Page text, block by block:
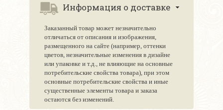
Информация о доставке
Заказанный товар может незначительно
отличаться от описания и изображения,
размещенного на сайте (например, оттенки
цветов, незначительные изменения в дизайне
или упаковке и т.д., не влияющие на основные
потребительские свойства товара), при этом
основные потребительские свойства и иные
существенные элементы товара и заказа
остаются без изменений.